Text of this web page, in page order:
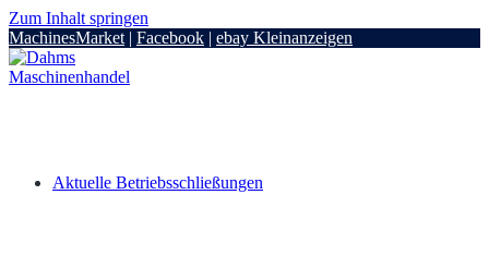
Zum Inhalt springen
MachinesMarket | Facebook | ebay Kleinanzeigen
Aktuelle Betriebsschließungen